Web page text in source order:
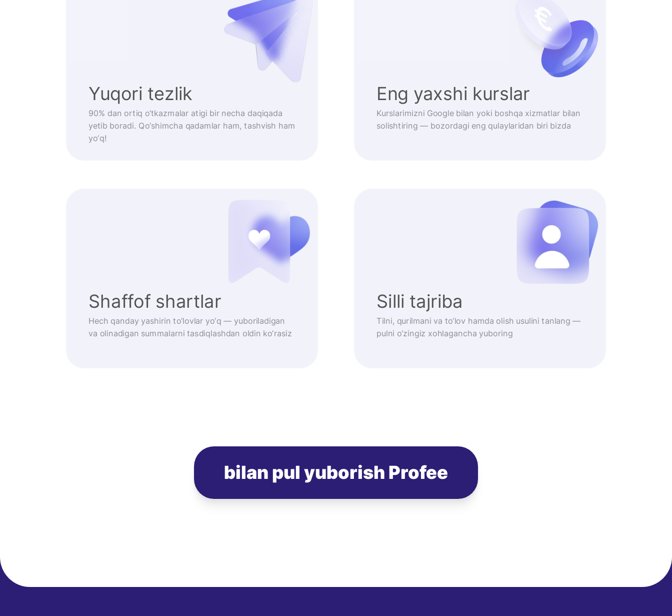
Yuqori tezlik
90% dan ortiq o‘tkazmalar atigi bir necha daqiqada
yetib boradi. Qo‘shimcha qadamlar ham, tashvish ham
yo‘q!
Eng yaxshi kurslar
Kurslarimizni Google bilan yoki boshqa xizmatlar bilan
solishtiring — bozordagi eng qulaylaridan biri bizda
Shaffof shartlar
Hech qanday yashirin to‘lovlar yo‘q — yuboriladigan
va olinadigan summalarni tasdiqlashdan oldin ko‘rasiz
Silli tajriba
Tilni, qurilmani va to‘lov hamda olish usulini tanlang —
pulni o‘zingiz xohlagancha yuboring
bilan pul yuborish Profee